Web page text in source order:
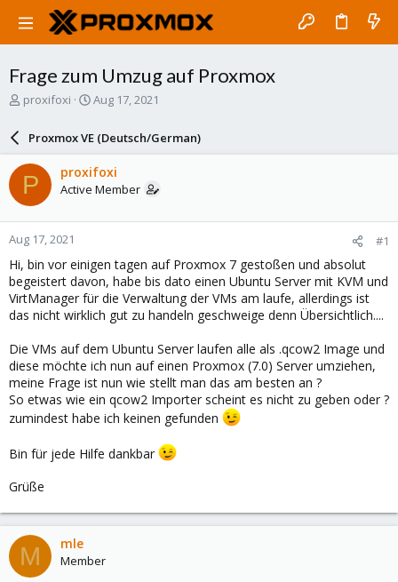
Frage zum Umzug auf Proxmox
T
a
d
s
t
a
r
e
r
proxifoxi
S
a
r
d
a
e
Aug 17, 2021
Proxmox VE (Deutsch/German)
P proxifoxi
Active Member
Aug 17, 2021 #1
Hi, bin vor einigen tagen auf Proxmox 7 gestoßen und absolut
begeistert davon, habe bis dato einen Ubuntu Server mit KVM und
VirtManager für die Verwaltung der VMs am laufe, allerdings ist
das nicht wirklich gut zu handeln geschweige denn Übersichtlich....
Die VMs auf dem Ubuntu Server laufen alle als .qcow2 Image und
diese möchte ich nun auf einen Proxmox (7.0) Server umziehen,
meine Frage ist nun wie stellt man das am besten an ?
So etwas wie ein qcow2 Importer scheint es nicht zu geben oder ?
zumindest habe ich keinen gefunden
Bin für jede Hilfe dankbar
Grüße
M mle
Member